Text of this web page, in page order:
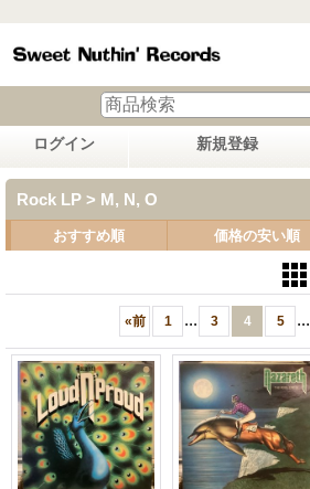
ログイン 新規登録
Rock LP > M, N, O
おすすめ順 価格の安い順
«前 1 ... 3 4 5 ...